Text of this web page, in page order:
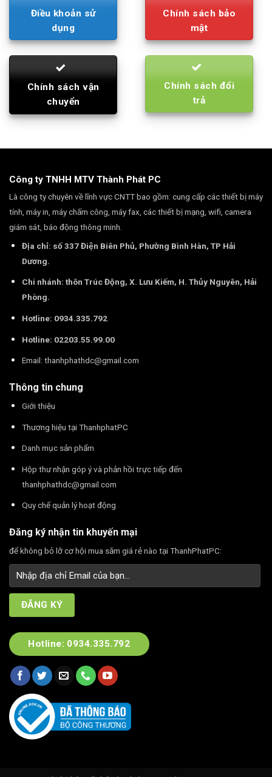
Điều khoản sử
dụng
Chính sách bảo
mật
Chính sách vận
chuyển
Chính sách đổi
trả
Công ty TNHH MTV Thành Phát PC
Là công ty chuyên về lĩnh vực CNTT bao gồm: cung cấp các thiết bị máy
tính, máy in, máy chấm công, máy fax, các thiết bị mạng, wifi, camera
giám sát, báo động thông minh.
Địa chỉ: số 337 Điện Biên Phủ, Phường Bình Hàn, TP Hải
Dương.
Chi nhánh: thôn Trúc Động, X. Lưu Kiếm, H. Thủy Nguyên, Hải
Phòng.
Hotline: 0934.335.792
Hotline: 02203.55.99.00
Email: thanhphathdc@gmail.com
Thông tin chung
Giới thiệu
Thương hiệu tại ThanhphatPC
Danh mục sản phẩm
Hộp thư nhận góp ý và phản hồi trực tiếp đến
thanhphathdc@gmail.com
Quy chế quản lý hoạt động
Đăng ký nhận tin khuyến mại
để không bỏ lỡ cơ hội mua sắm giá rẻ nào tại ThanhPhatPC:
Hotline: 0934.335.792